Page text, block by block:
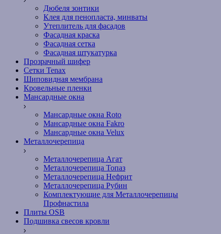
Дюбеля зонтики
Клея для пенопласта, минваты
Утеплитель для фасадов
Фасадная краска
Фасадная сетка
Фасадная штукатурка
Прозрачный шифер
Сетки Tenax
Шиповидная мембрана
Кровельные пленки
Мансардные окна
Мансардные окна Roto
Мансардные окна Fakro
Мансардные окна Velux
Металлочерепица
Металлочерепица Агат
Металлочерепица Топаз
Металлочерепица Нефрит
Металлочерепица Рубин
Комплектующие для Металлочерепицы
Профнастила
Плиты OSB
Подшивка свесов кровли